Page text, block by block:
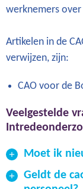
werknemers
Artikelen in de
verwijzen, zijn:
CAO voor de
Veelgestelde
Moet ik
Geldt de